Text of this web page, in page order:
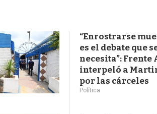
“Enrostrarse
es el debate que
necesita”: Frente
interpeló a
por las cárceles
Política